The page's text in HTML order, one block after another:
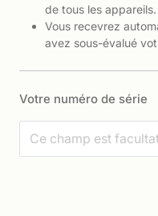
de tous les appareils.
Vous recevrez
avez sous-évalué
Votre numéro de série